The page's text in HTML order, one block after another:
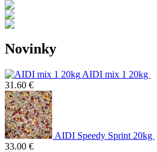
Novinky
AIDI mix 1 20kg
31.60 €
AIDI Speedy Sprint 20kg
33.00 €